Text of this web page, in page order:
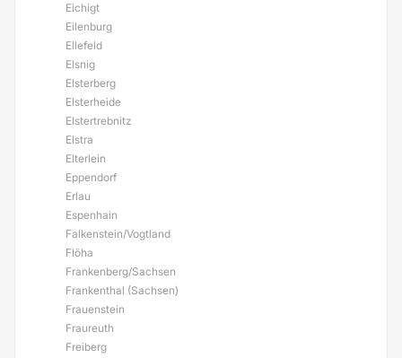
Eichigt
Eilenburg
Ellefeld
Elsnig
Elsterberg
Elsterheide
Elstertrebnitz
Elstra
Elterlein
Eppendorf
Erlau
Espenhain
Falkenstein/Vogtland
Flöha
Frankenberg/Sachsen
Frankenthal (Sachsen)
Frauenstein
Fraureuth
Freiberg